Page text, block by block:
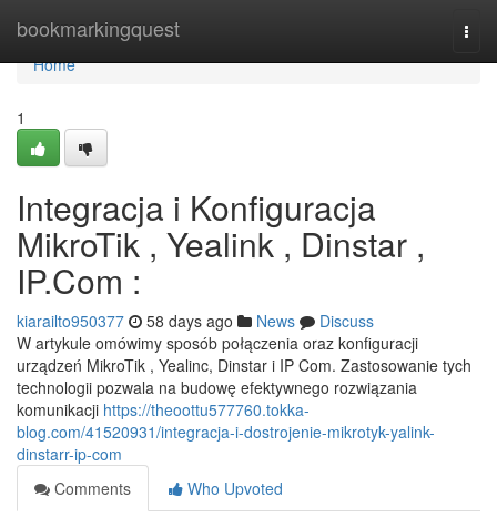
bookmarkingquest
Home
Home
1
Integracja i Konfiguracja
MikroTik , Yealink , Dinstar ,
IP.Com :
kiarailto950377 58 days ago News
Discuss
W artykule omówimy sposób połączenia oraz konfiguracji
urządzeń MikroTik , Yealinc, Dinstar i IP Com. Zastosowanie tych
technologii pozwala na budowę efektywnego rozwiązania
komunikacji https://theoottu577760.tokka-
blog.com/41520931/integracja-i-dostrojenie-mikrotyk-yalink-
dinstarr-ip-com
Comments
Who Upvoted